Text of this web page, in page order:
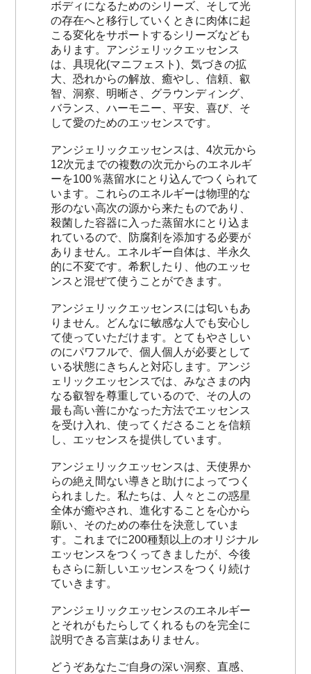
ボディになるためのシリーズ、そして光
の存在へと移行していくときに肉体に起
こる変化をサポートするシリーズなども
あります。アンジェリックエッセンス
は、具現化(マニフェスト)、気づきの拡
大、恐れからの解放、癒やし、信頼、叡
智、洞察、明晰さ、グラウンディング、
バランス、ハーモニー、平安、喜び、そ
して愛のためのエッセンスです。
アンジェリックエッセンスは、4次元から
12次元までの複数の次元からのエネルギ
ーを100％蒸留水にとり込んでつくられて
います。これらのエネルギーは物理的な
形のない高次の源から来たものであり、
殺菌した容器に入った蒸留水にとり込ま
れているので、防腐剤を添加する必要が
ありません。エネルギー自体は、半永久
的に不変です。希釈したり、他のエッセ
ンスと混ぜて使うことができます。
アンジェリックエッセンスには匂いもあ
りません。どんなに敏感な人でも安心し
て使っていただけます。とてもやさしい
のにパワフルで、個人個人が必要として
いる状態にきちんと対応します。アンジ
ェリックエッセンスでは、みなさまの内
なる叡智を尊重しているので、その人の
最も高い善にかなった方法でエッセンス
を受け入れ、使ってくださることを信頼
し、エッセンスを提供しています。
アンジェリックエッセンスは、天使界か
らの絶え間ない導きと助けによってつく
られました。私たちは、人々とこの惑星
全体が癒やされ、進化することを心から
願い、そのための奉仕を決意していま
す。これまでに200種類以上のオリジナル
エッセンスをつくってきましたが、今後
もさらに新しいエッセンスをつくり続け
ていきます。
アンジェリックエッセンスのエネルギー
とそれがもたらしてくれるものを完全に
説明できる言葉はありません。
どうぞあなたご自身の深い洞察、直感、